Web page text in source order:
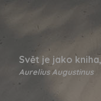
Svět je jako
Aurelius Augustinus